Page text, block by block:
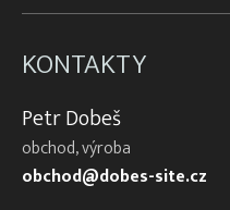
KONTAKTY
Petr Dobeš
obchod, výroba
obchod@dobes-site.cz